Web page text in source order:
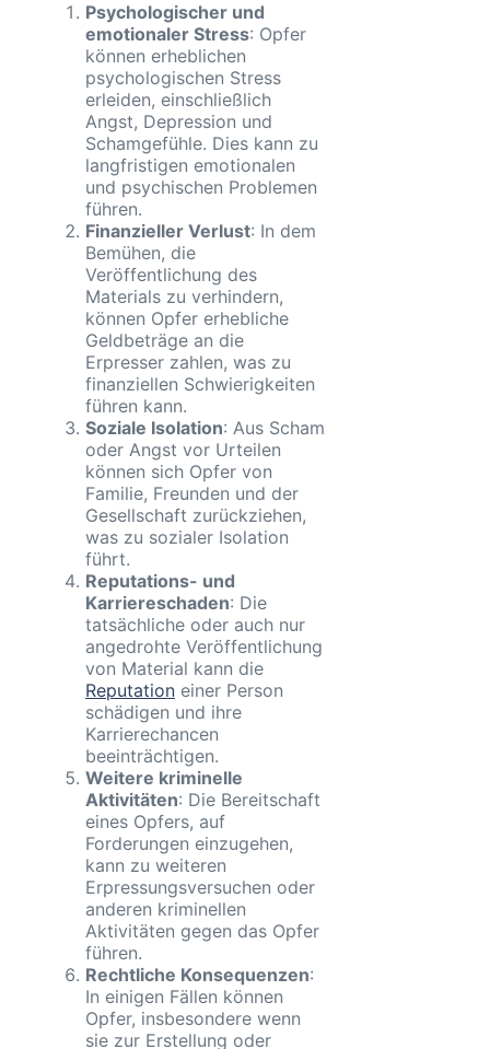
Psychologischer und
emotionaler Stress: Opfer
können erheblichen
psychologischen Stress
erleiden, einschließlich
Angst, Depression und
Schamgefühle. Dies kann zu
langfristigen emotionalen
und psychischen Problemen
führen.
Finanzieller Verlust: In dem
Bemühen, die
Veröffentlichung des
Materials zu verhindern,
können Opfer erhebliche
Geldbeträge an die
Erpresser zahlen, was zu
finanziellen Schwierigkeiten
führen kann.
Soziale Isolation: Aus Scham
oder Angst vor Urteilen
können sich Opfer von
Familie, Freunden und der
Gesellschaft zurückziehen,
was zu sozialer Isolation
führt.
Reputations- und
Karriereschaden: Die
tatsächliche oder auch nur
angedrohte Veröffentlichung
von Material kann die
Reputation einer Person
schädigen und ihre
Karrierechancen
beeinträchtigen.
Weitere kriminelle
Aktivitäten: Die Bereitschaft
eines Opfers, auf
Forderungen einzugehen,
kann zu weiteren
Erpressungsversuchen oder
anderen kriminellen
Aktivitäten gegen das Opfer
führen.
Rechtliche Konsequenzen:
In einigen Fällen können
Opfer, insbesondere wenn
sie zur Erstellung oder